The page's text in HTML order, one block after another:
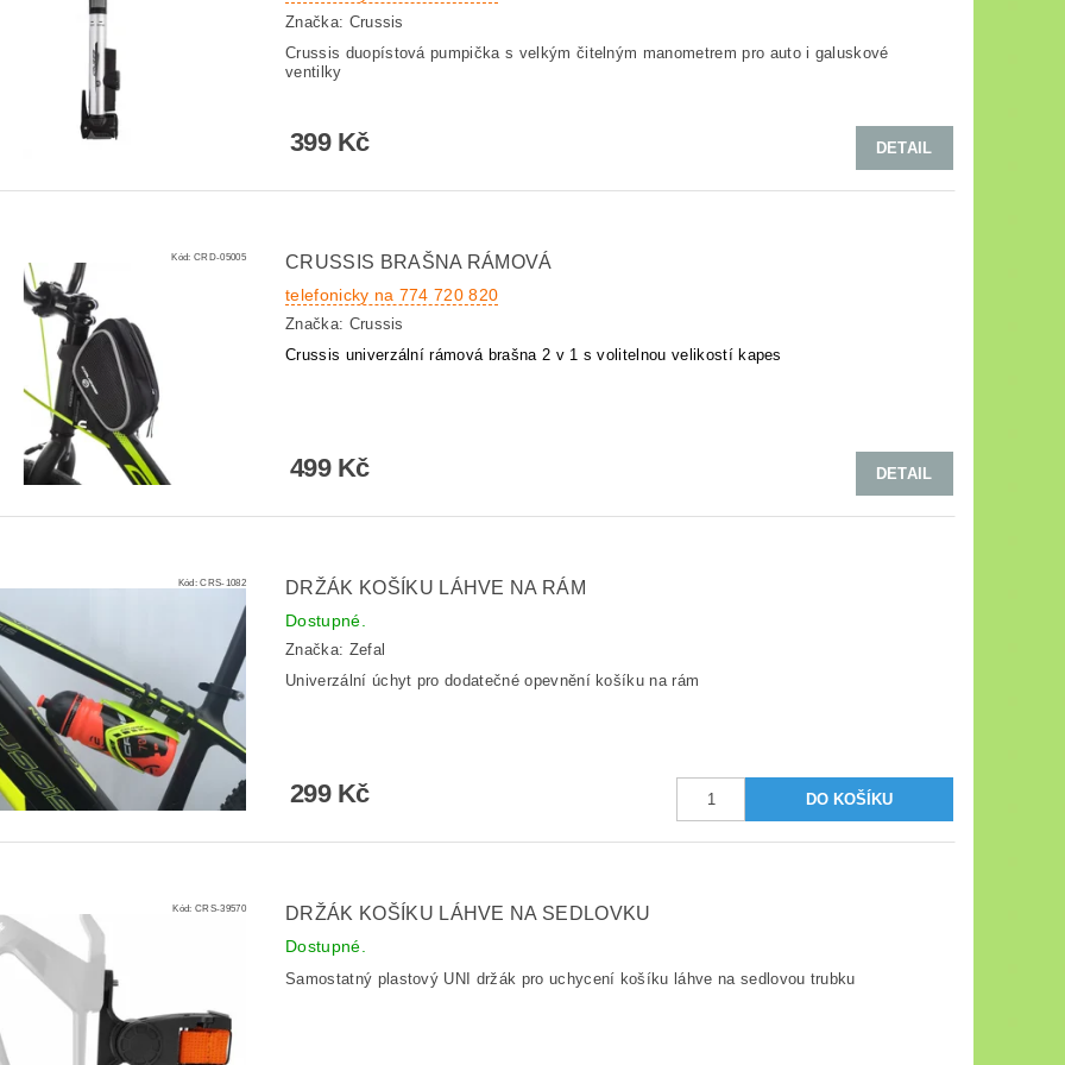
Značka: Crussis
Crussis duopístová pumpička s velkým čitelným manometrem pro auto i galuskové
ventilky
399 Kč DETAIL
Kód: CRD-05005 CRUSSIS BRAŠNA RÁMOVÁ
telefonicky na 774 720 820
Značka: Crussis
Crussis univerzální rámová brašna 2 v 1 s volitelnou velikostí kapes
499 Kč DETAIL
Kód:CRS-1082 DRŽÁK KOŠÍKU LÁHVE NA RÁM
Dostupné.
Značka: Zefal
Univerzální úchyt pro dodatečné opevnění košíku na rám
299 Kč
Kód: CRS-39570 DRŽÁK KOŠÍKU LÁHVE NA SEDLOVKU
Dostupné.
Samostatný plastový UNI držák pro uchycení košíku láhve na sedlovou trubku